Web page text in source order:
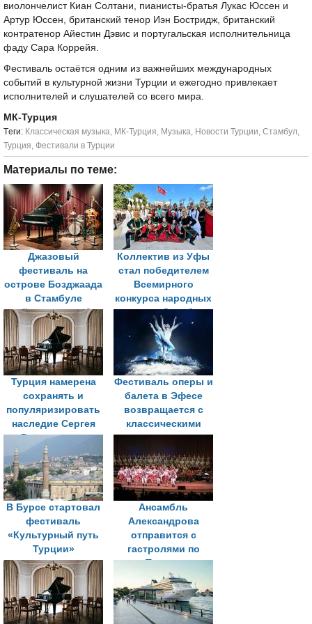
виолончелист Киан Солтани, пианисты-братья Лукас Юссен и
Артур Юссен, британский тенор Иэн Бостридж, британский
контратенор Айестин Дэвис и португальская исполнительница
фаду Сара Коррейя.
Фестиваль остаётся одним из важнейших международных
событий в культурной жизни Турции и ежегодно привлекает
исполнителей и слушателей со всего мира.
МК-Турция
Tеги: Классическая музыка, МК-Турция, Музыка, Новости Турции, Стамбул,
Турция, Фестивали в Турции
Материалы по теме:
Джазовый
фестиваль на
острове Бозджаада
в Стамбуле
пройдет в сентябре
Коллектив из Уфы
стал победителем
Всемирного
конкурса народных
танцев в Стамбуле
Турция намерена
сохранять и
популяризировать
наследие Сергея
Рахманинова
Фестиваль оперы и
балета в Эфесе
возвращается с
классическими
постановками
В Бурсе стартовал
фестиваль
«Культурный путь
Турции»
Ансамбль
Александрова
отправится с
гастролями по
Турции